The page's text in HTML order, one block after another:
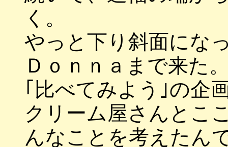
く。
やっと下り斜面にな
Ｄｏｎｎａまで来た
｢比べてみよう｣の企
クリーム屋さんとこ
んなことを考えたん